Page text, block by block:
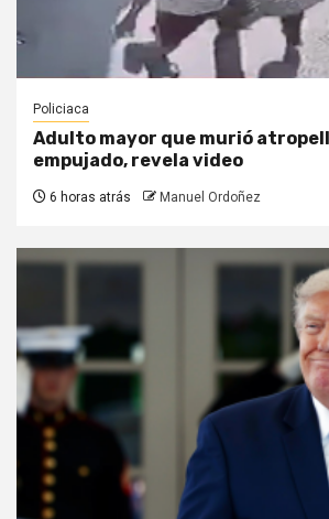
Policiaca
Adulto mayor que murió
empujado, revela video
6 horas atrás Manuel Ordoñez